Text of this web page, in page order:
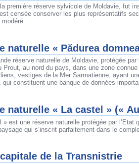
première réserve sylvicole de Moldavie, fut
censée conserver les plus représentatifs
naturelle « Pădurea
réserve naturelle de Moldavie, protégée
Prout, au nord du pays, dans une zone
vestiges de la Mer Sarmatienne, ayant
qui constituent une banque de données
naturelle « La castel » («
» est une réserve naturelle protégée par l’Etat
qui s’inscrit parfaitement dans le
de la Transnistrie